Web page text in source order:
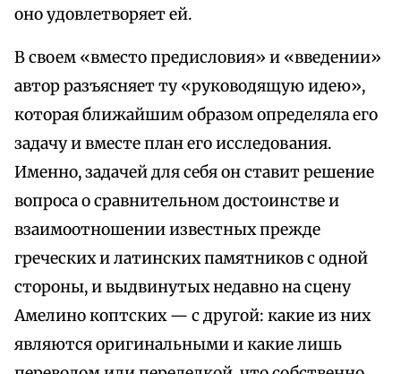
оно удовлетворяет ей.
В своем «вместо предисловия» и «введении»
автор разъясняет ту «руководящую идею»,
которая ближайшим образом определяла его
задачу и вместе план его исследования.
Именно, задачей для себя он ставит решение
вопроса о сравнительном достоинстве и
взаимоотношении известных прежде
греческих и латинских памятников с одной
стороны, и выдвинутых недавно на сцену
Амелино коптских — с другой: какие из них
являются оригинальными и какие лишь